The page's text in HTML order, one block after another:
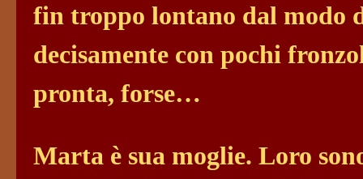
fin troppo lontano dal modo
decisamente con pochi
pronta, forse…
Marta è sua moglie. Loro